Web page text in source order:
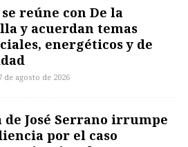
reúne con De la
y acuerdan temas
energéticos y de
de agosto de 2026
de José Serrano irrumpe
por el caso